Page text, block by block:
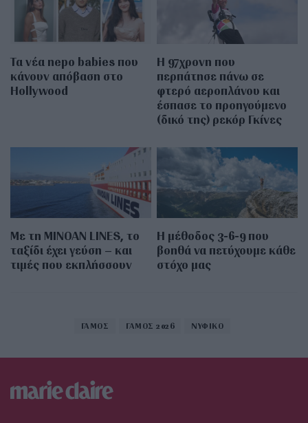
Τα νέα nepo babies που
κάνουν απόβαση στο
Hollywood
Η 97χρονη που
περπάτησε πάνω σε
φτερό αεροπλάνου και
έσπασε το προηγούμενο
(δικό της) ρεκόρ Γκίνες
Με τη MINOAN LINES, το
ταξίδι έχει γεύση – και
τιμές που εκπλήσσουν
Η μέθοδος 3-6-9 που
βοηθά να πετύχουμε κάθε
στόχο μας
ΓΑΜΟΣ ΓΑΜΟΣ 2026 ΝΥΦΙΚΟ